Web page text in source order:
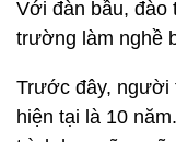
Với đàn bầu, đào
trường làm nghề
Trước đây, người
hiện tại là 10